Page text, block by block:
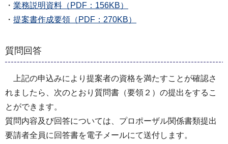
・ 業務説明資料（PDF：156KB）
・ 提案書作成要領（PDF：270KB）
質問回答
上記の申込みにより提案者の資格を満たすことが確認さ
れましたら、次のとおり質問書（要領２）の提出をするこ
とができます。
質問内容及び回答については、プロポーザル関係書類提出
要請者全員に回答書を電子メールにて送付します。